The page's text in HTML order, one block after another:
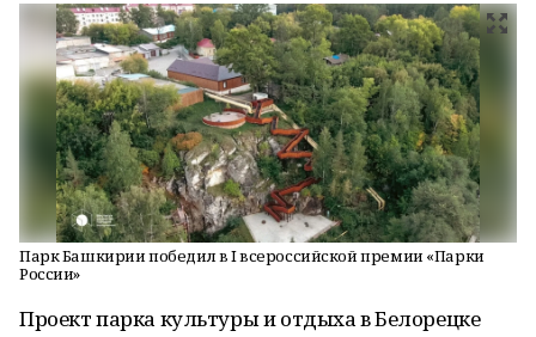
Парк Башкирии победил в I всероссийской премии «Парки
России»
Проект парка культуры и отдыха в Белорецке